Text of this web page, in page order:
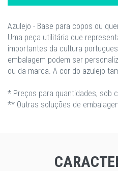
Azulejo - Base para copos ou
Uma peça utilitária que
importantes da cultura
embalagem podem ser
ou da marca. A cor do azulejo
* Preços para quantidades, sob
** Outras soluções de